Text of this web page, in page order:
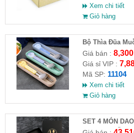
Xem chi tiết
Giỏ hàng
Bộ Thìa Đũa
Giá bán : 8,300
Giá sỉ VIP :
Mã SP: 11104
Xem chi tiết
Giỏ hàng
SET 4 MÓN
GIA CAO CẤP